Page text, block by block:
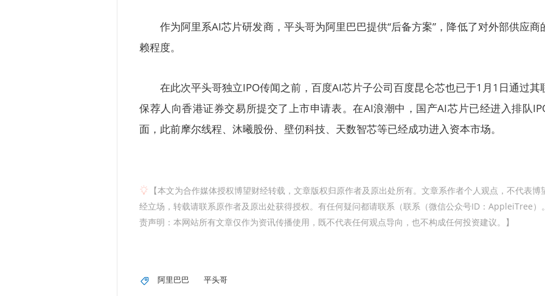
作为阿里系AI芯片研发商，平头哥为阿里巴巴提供“后备方案”，降低了对外部供应商
赖程度。
在此次平头哥独立IPO传闻之前，百度AI芯片子公司百度昆仑芯也已于1月1日通过其
保荐人向香港证券交易所提交了上市申请表。在AI浪潮中，国产AI芯片已经进入排队
面，此前摩尔线程、沐曦股份、壁仞科技、天数智芯等已经成功进入资本市场。
【本文为合作媒体授权博望财经转载，文章版权归原作者及原出处所有。文章系作者个人观点，不代表博
经立场，转载请联系原作者及原出处获得授权。有任何疑问都请联系（联系（微信公众号ID：AppleiTree）
责声明：本网站所有文章仅作为资讯传播使用，既不代表任何观点导向，也不构成任何投资建议。】
阿里巴巴 平头哥